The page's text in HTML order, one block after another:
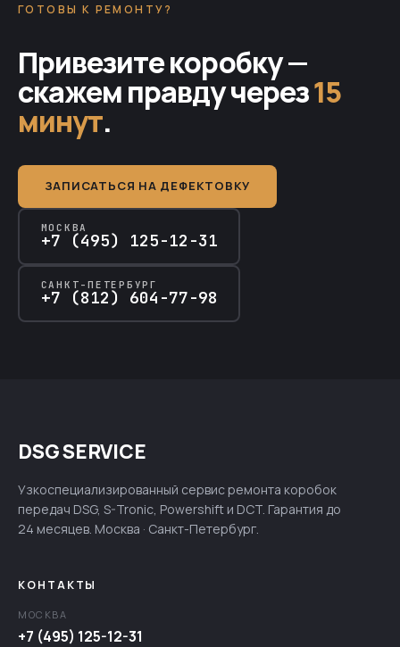
ГОТОВЫ К РЕМОНТУ?
Привезите коробку —
скажем правду через15
минут.
ЗАПИСАТЬСЯ НА ДЕФЕКТОВКУ
МОСКВА
+7 (495) 125-12-31
САНКТ-ПЕТЕРБУРГ
+7 (812) 604-77-98
DSG SERVICE
Узкоспециализированный сервис ремонта коробок
передач DSG, S-Tronic, Powershift и DCT. Гарантия до
24 месяцев. Москва · Санкт-Петербург.
КОНТАКТЫ
МОСКВА
+7 (495) 125-12-31